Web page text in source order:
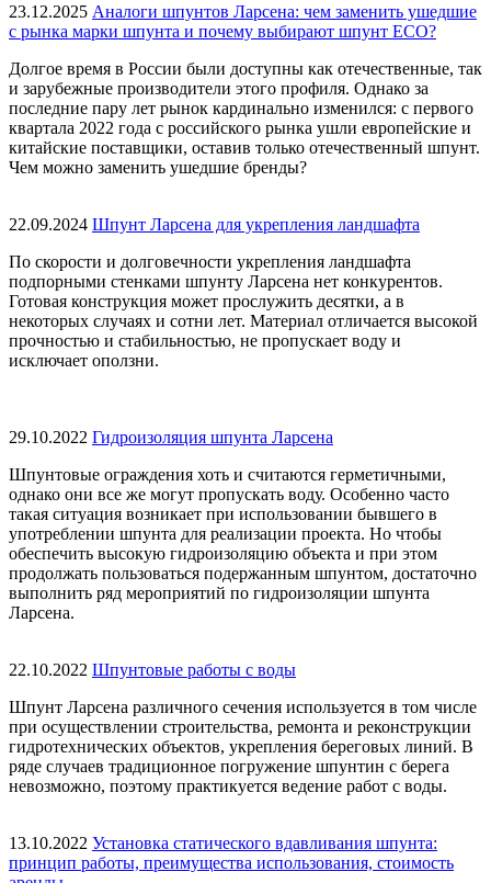
23.12.2025 Аналоги шпунтов Ларсена: чем заменить ушедшие
с рынка марки шпунта и почему выбирают шпунт ECO?
Долгое время в России были доступны как отечественные, так
и зарубежные производители этого профиля. Однако за
последние пару лет рынок кардинально изменился: с первого
квартала 2022 года с российского рынка ушли европейские и
китайские поставщики, оставив только отечественный шпунт.
Чем можно заменить ушедшие бренды?
22.09.2024 Шпунт Ларсена для укрепления ландшафта
По скорости и долговечности укрепления ландшафта
подпорными стенками шпунту Ларсена нет конкурентов.
Готовая конструкция может прослужить десятки, а в
некоторых случаях и сотни лет. Материал отличается высокой
прочностью и стабильностью, не пропускает воду и
исключает оползни.
29.10.2022 Гидроизоляция шпунта Ларсена
Шпунтовые ограждения хоть и считаются герметичными,
однако они все же могут пропускать воду. Особенно часто
такая ситуация возникает при использовании бывшего в
употреблении шпунта для реализации проекта. Но чтобы
обеспечить высокую гидроизоляцию объекта и при этом
продолжать пользоваться подержанным шпунтом, достаточно
выполнить ряд мероприятий по гидроизоляции шпунта
Ларсена.
22.10.2022 Шпунтовые работы с воды
Шпунт Ларсена различного сечения используется в том числе
при осуществлении строительства, ремонта и реконструкции
гидротехнических объектов, укрепления береговых линий. В
ряде случаев традиционное погружение шпунтин с берега
невозможно, поэтому практикуется ведение работ с воды.
13.10.2022 Установка статического вдавливания шпунта:
принцип работы, преимущества использования, стоимость